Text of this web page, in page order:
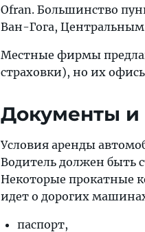
Ofran. Большинство
Ван-Гога, Центральным
Местные фирмы
страховки), но их
Документы и
Условия аренды
Водитель должен быть
Некоторые прокатные
идет о дорогих
паспорт,